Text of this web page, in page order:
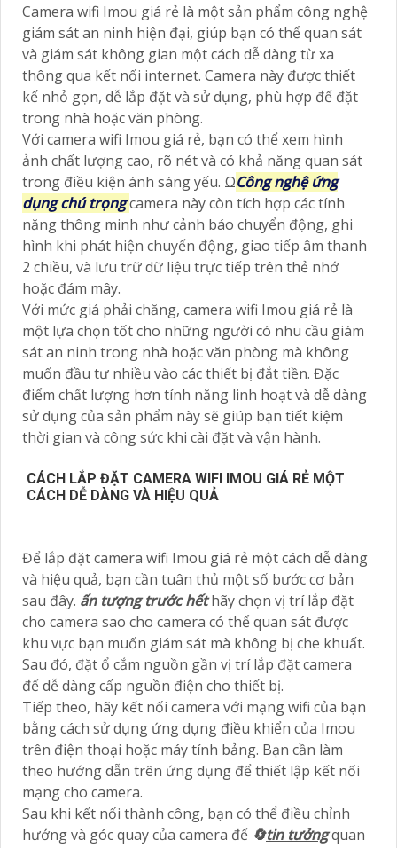
Camera wifi Imou giá rẻ là một sản phẩm công nghệ
giám sát an ninh hiện đại, giúp bạn có thể quan sát
và giám sát không gian một cách dễ dàng từ xa
thông qua kết nối internet. Camera này được thiết
kế nhỏ gọn, dễ lắp đặt và sử dụng, phù hợp để đặt
trong nhà hoặc văn phòng.
Với camera wifi Imou giá rẻ, bạn có thể xem hình
ảnh chất lượng cao, rõ nét và có khả năng quan sát
trong điều kiện ánh sáng yếu. ΩCông nghệ ứng
dụng chú trọngcamera này còn tích hợp các tính
năng thông minh như cảnh báo chuyển động, ghi
hình khi phát hiện chuyển động, giao tiếp âm thanh
2 chiều, và lưu trữ dữ liệu trực tiếp trên thẻ nhớ
hoặc đám mây.
Với mức giá phải chăng, camera wifi Imou giá rẻ là
một lựa chọn tốt cho những người có nhu cầu giám
sát an ninh trong nhà hoặc văn phòng mà không
muốn đầu tư nhiều vào các thiết bị đắt tiền. Đặc
điểm chất lượng hơn tính năng linh hoạt và dễ dàng
sử dụng của sản phẩm này sẽ giúp bạn tiết kiệm
thời gian và công sức khi cài đặt và vận hành.
CÁCH LẮP ĐẶT CAMERA WIFI IMOU GIÁ RẺ MỘT
CÁCH DỄ DÀNG VÀ HIỆU QUẢ
Để lắp đặt camera wifi Imou giá rẻ một cách dễ dàng
và hiệu quả, bạn cần tuân thủ một số bước cơ bản
sau đây. ấn tượng trước hếthãy chọn vị trí lắp đặt
cho camera sao cho camera có thể quan sát được
khu vực bạn muốn giám sát mà không bị che khuất.
Sau đó, đặt ổ cắm nguồn gần vị trí lắp đặt camera
để dễ dàng cấp nguồn điện cho thiết bị.
Tiếp theo, hãy kết nối camera với mạng wifi của bạn
bằng cách sử dụng ứng dụng điều khiển của Imou
trên điện thoại hoặc máy tính bảng. Bạn cần làm
theo hướng dẫn trên ứng dụng để thiết lập kết nối
mạng cho camera.
Sau khi kết nối thành công, bạn có thể điều chỉnh
hướng và góc quay của camera để 🔄tin tưởngquan